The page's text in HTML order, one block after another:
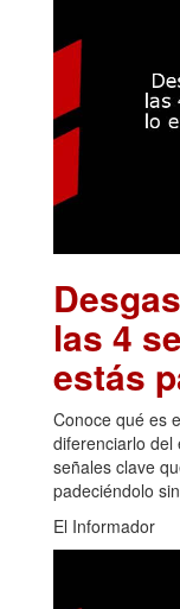
las 4
estás
Conoce qué es
diferenciarlo del
señales clave
padeciéndolo
El Informador